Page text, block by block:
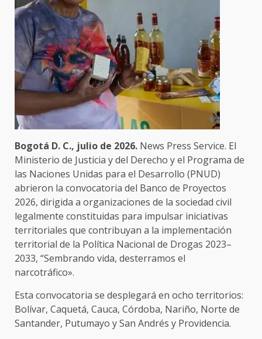
Bogotá D. C., julio de 2026. News Press Service. El
Ministerio de Justicia y del Derecho y el Programa de
las Naciones Unidas para el Desarrollo (PNUD)
abrieron la convocatoria del Banco de Proyectos
2026, dirigida a organizaciones de la sociedad civil
legalmente constituidas para impulsar iniciativas
territoriales que contribuyan a la implementación
territorial de la Política Nacional de Drogas 2023–
2033, “Sembrando vida, desterramos el
narcotráfico».
Esta convocatoria se desplegará en ocho territorios:
Bolívar, Caquetá, Cauca, Córdoba, Nariño, Norte de
Santander, Putumayo y San Andrés y Providencia.